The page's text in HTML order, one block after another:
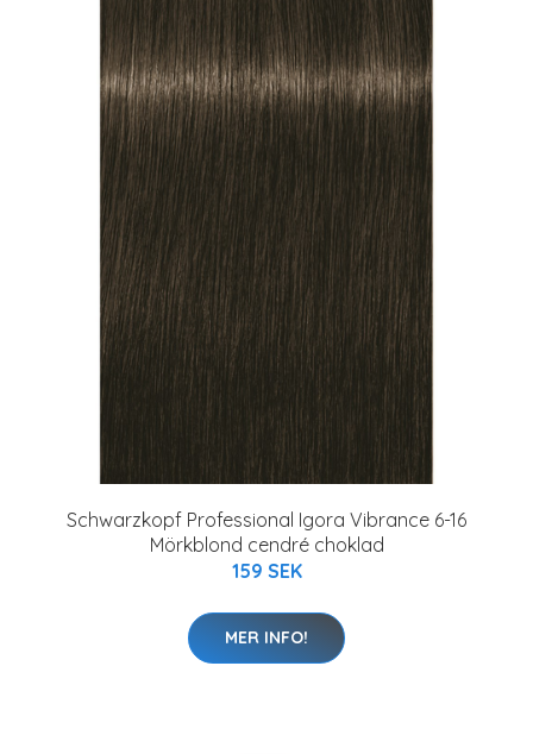
Schwarzkopf Professional Igora Vibrance 6-16
Mörkblond cendré choklad
159 SEK
MER INFO!